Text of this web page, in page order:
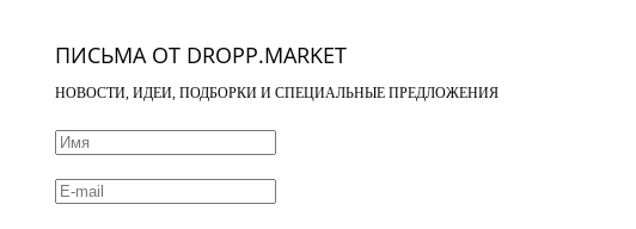
ПИСЬМА ОТ DROPP.MARKET
НОВОСТИ, ИДЕИ, ПОДБОРКИ И СПЕЦИАЛЬНЫЕ ПРЕДЛОЖЕНИЯ